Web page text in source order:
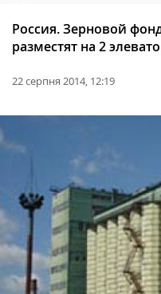
Россия. Зерновой
разместят на 2
22 серпня 2014, 12:19